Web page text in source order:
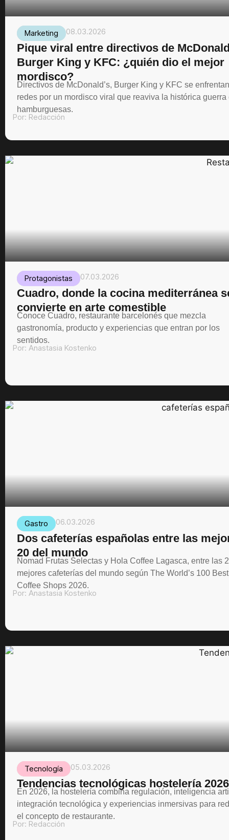
Marketing 08.03.2026
Pique viral entre directivos de
Burger King y KFC: ¿quién dio el mejor
mordisco?
Directivos de McDonald’s, Burger King y KFC se
redes por un mordisco viral que reaviva la histórica guerra
hamburguesas.
Por: Redacción
Protagonistas 07.03.2026
Cuadro, donde la cocina mediterránea
convierte en arte comestible
Conoce Cuadro, restaurante barcelonés que mezcla
gastronomía, producto y experiencias que entran por los
sentidos.
Por: Anastasia Kostenko
Gastro 06.03.2026
Dos cafeterías españolas entre las
20 del mundo
Nomad Frutas Selectas y Hola Coffee Lagasca, entre las
mejores cafeterías del mundo según The World’s 100 Best
Coffee Shops 2026.
Por: Anastasia Kostenko
Tecnología 05.03.2026
Tendencias tecnológicas hostelería 2026
En 2026, la hostelería combina regulación, inteligencia
integración tecnológica y experiencias inmersivas para
el concepto de restaurante.
Por: Redacción